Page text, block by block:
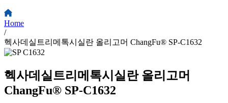
Home
/
헥사데실트리메톡시실란 올리고머 ChangFu® SP-C1632
헥사데실트리메톡시실란 올리고머
ChangFu® SP-C1632